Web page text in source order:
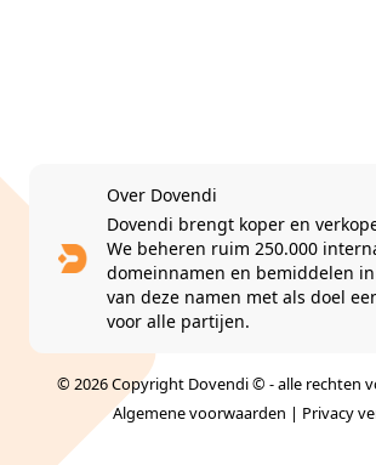
Over Dovendi
Dovendi brengt koper en
We beheren ruim 250.000
domeinnamen en bemiddelen
van deze namen met als doel
voor alle partijen.
© 2026 Copyright Dovendi © - alle rechten
Algemene voorwaarden | Privacy